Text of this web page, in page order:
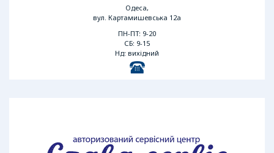
Одеса,
вул. Картамишевська 12а
ПН-ПТ: 9-20
СБ: 9-15
Нд: вихідний